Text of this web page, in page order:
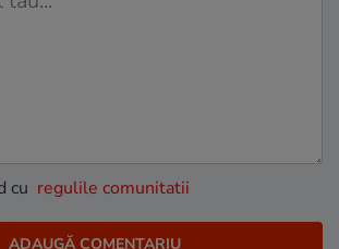
cu regulile comunitatii